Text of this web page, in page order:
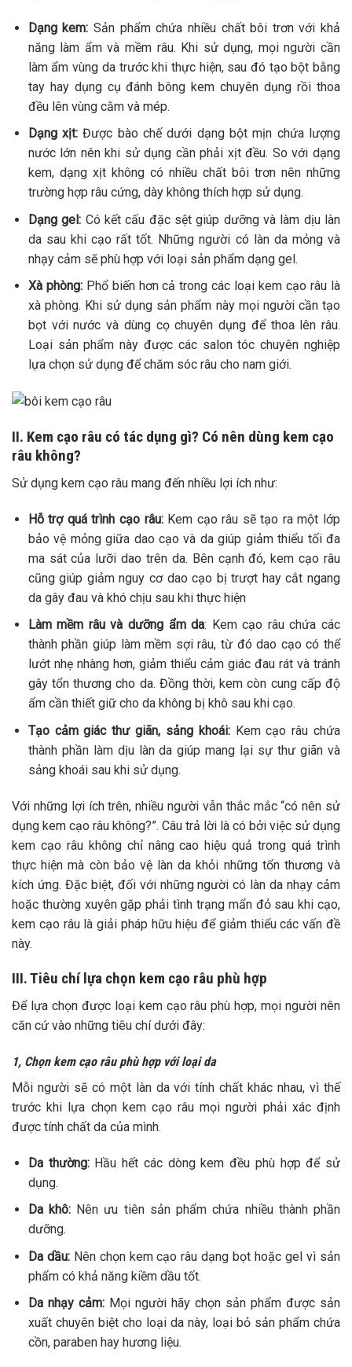
Dạng kem: Sản phẩm chứa nhiều chất bôi trơn với khả
năng làm ẩm và mềm râu. Khi sử dụng, mọi người cần
làm ẩm vùng da trước khi thực hiện, sau đó tạo bột bằng
tay hay dụng cụ đánh bông kem chuyên dụng rồi thoa
đều lên vùng cằm và mép.
Dạng xịt: Được bào chế dưới dạng bột mịn chứa lượng
nước lớn nên khi sử dụng cần phải xịt đều. So với dạng
kem, dạng xịt không có nhiều chất bôi trơn nên những
trường hợp râu cứng, dày không thích hợp sử dụng.
Dạng gel: Có kết cấu đặc sệt giúp dưỡng và làm dịu làn
da sau khi cạo rất tốt. Những người có làn da mỏng và
nhạy cảm sẽ phù hợp với loại sản phẩm dạng gel.
Xà phòng:Phổ biến hơn cả trong các loại kem cạo râu là
xà phòng. Khi sử dụng sản phẩm này mọi người cần tạo
bọt với nước và dùng cọ chuyên dụng để thoa lên râu.
Loại sản phẩm này được các salon tóc chuyên nghiệp
lựa chọn sử dụng để chăm sóc râu cho nam giới.
II. Kem cạo râu có tác dụng gì? Có nên dùng kem cạo
râu không?
Sử dụng kem cạo râu mang đến nhiều lợi ích như:
Hỗ trợ quá trình cạo râu:Kem cạo râu sẽ tạo ra một lớp
bảo vệ mỏng giữa dao cạo và da giúp giảm thiểu tối đa
ma sát của lưỡi dao trên da. Bên cạnh đó, kem cạo râu
cũng giúp giảm nguy cơ dao cạo bị trượt hay cắt ngang
da gây đau và khó chịu sau khi thực hiện
Làm mềm râu và dưỡng ẩm da: Kem cạo râu chứa các
thành phần giúp làm mềm sợi râu, từ đó dao cạo có thể
lướt nhẹ nhàng hơn, giảm thiểu cảm giác đau rát và tránh
gây tổn thương cho da. Đồng thời, kem còn cung cấp độ
ẩm cần thiết giữ cho da không bị khô sau khi cạo.
Tạo cảm giác thư giãn, sảng khoái: Kem cạo râu chứa
thành phần làm dịu làn da giúp mang lại sự thư giãn và
sảng khoái sau khi sử dụng.
Với những lợi ích trên, nhiều người vẫn thắc mắc “có nên sử
dụng kem cạo râu không?”. Câu trả lời là có bởi việc sử dụng
kem cạo râu không chỉ nâng cao hiệu quả trong quá trình
thực hiện mà còn bảo vệ làn da khỏi những tổn thương và
kích ứng. Đặc biệt, đối với những người có làn da nhạy cảm
hoặc thường xuyên gặp phải tình trạng mẩn đỏ sau khi cạo,
kem cạo râu là giải pháp hữu hiệu để giảm thiểu các vấn đề
này.
III. Tiêu chí lựa chọn kem cạo râu phù hợp
Để lựa chọn được loại kem cạo râu phù hợp, mọi người nên
căn cứ vào những tiêu chí dưới đây:
1, Chọn kem cạo râu phù hợp với loại da
Mỗi người sẽ có một làn da với tính chất khác nhau, vì thế
trước khi lựa chọn kem cạo râu mọi người phải xác định
được tính chất da của mình.
Da thường:Hầu hết các dòng kem đều phù hợp để sử
dụng.
Da khô: Nên ưu tiên sản phẩm chứa nhiều thành phần
dưỡng.
Da dầu:Nên chọn kem cạo râu dạng bọt hoặc gel vì sản
phẩm có khả năng kiềm dầu tốt.
Da nhạy cảm:Mọi người hãy chọn sản phẩm được sản
xuất chuyên biệt cho loại da này, loại bỏ sản phẩm chứa
cồn, paraben hay hương liệu.